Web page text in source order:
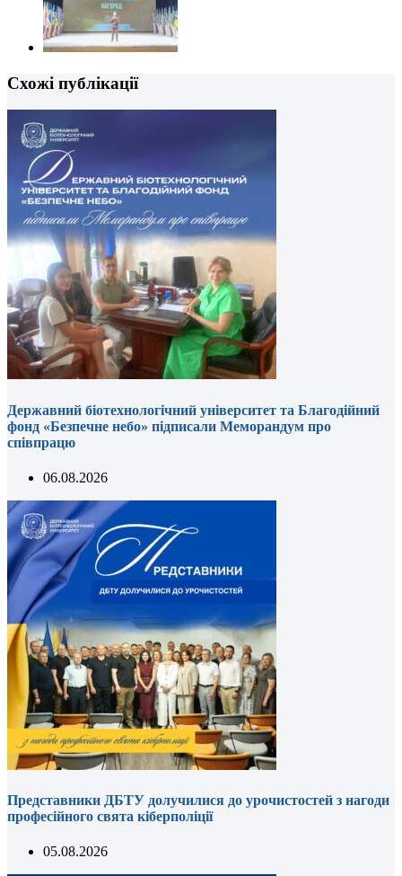
Схожі публікації
Державний біотехнологічний університет та Благодійний
фонд «Безпечне небо» підписали Меморандум про
співпрацю
06.08.2026
Представники ДБТУ долучилися до урочистостей з нагоди
професійного свята кіберполіції
05.08.2026